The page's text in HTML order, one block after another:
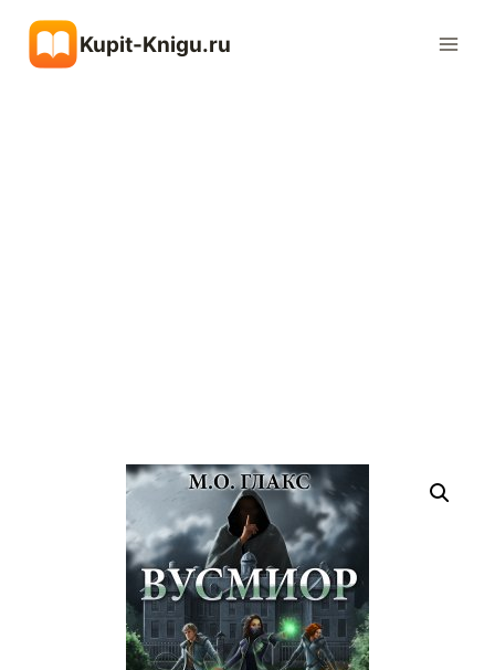
содержимому
Kupit-Knigu.ru